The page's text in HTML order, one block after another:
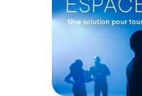
Stabilité
Le système de réduction
intégré corrige le bougé de
des photos nettes et des
Viseur 3.690.000 points